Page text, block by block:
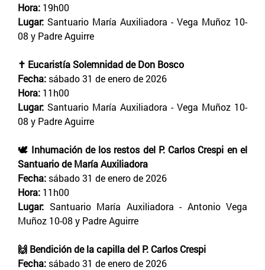
Hora: 19h00
Lugar: Santuario María Auxiliadora - Vega Muñoz 10-
08 y Padre Aguirre
✝️ Eucaristía Solemnidad de Don Bosco
Fecha: sábado 31 de enero de 2026
Hora: 11h00
Lugar: Santuario María Auxiliadora - Vega Muñoz 10-
08 y Padre Aguirre
🕊️ Inhumación de los restos del P. Carlos Crespi en el
Santuario de María Auxiliadora
Fecha: sábado 31 de enero de 2026
Hora: 11h00
Lugar: Santuario María Auxiliadora - Antonio Vega
Muñoz 10-08 y Padre Aguirre
🙌 Bendición de la capilla del P. Carlos Crespi
Fecha: sábado 31 de enero de 2026